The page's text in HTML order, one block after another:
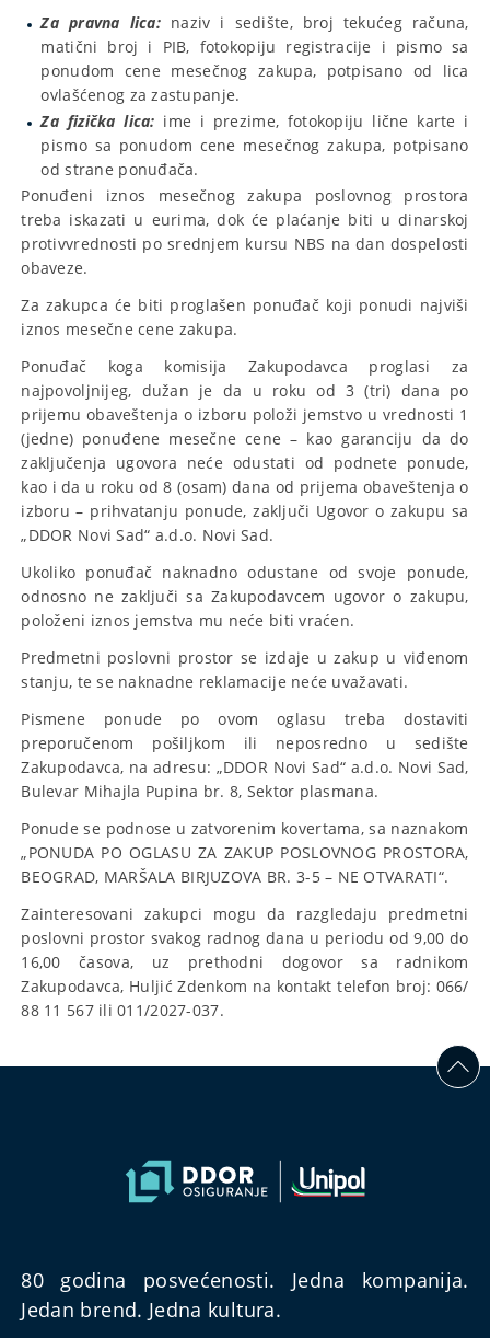
Za pravna lica: naziv i sedište, broj tekućeg računa,
matični broj i PIB, fotokopiju registracije i pismo sa
ponudom cene mesečnog zakupa, potpisano od lica
ovlašćenog za zastupanje.
Za fizička lica: ime i prezime, fotokopiju lične karte i
pismo sa ponudom cene mesečnog zakupa, potpisano
od strane ponuđača.
Ponuđeni iznos mesečnog zakupa poslovnog prostora
treba iskazati u eurima, dok će plaćanje biti u dinarskoj
protivvrednosti po srednjem kursu NBS na dan dospelosti
obaveze.
Za zakupca će biti proglašen ponuđač koji ponudi najviši
iznos mesečne cene zakupa.
Ponuđač koga komisija Zakupodavca proglasi za
najpovoljnijeg, dužan je da u roku od 3 (tri) dana po
prijemu obaveštenja o izboru položi jemstvo u vrednosti 1
(jedne) ponuđene mesečne cene – kao garanciju da do
zaključenja ugovora neće odustati od podnete ponude,
kao i da u roku od 8 (osam) dana od prijema obaveštenja o
izboru – prihvatanju ponude, zaključi Ugovor o zakupu sa
„DDOR Novi Sad“ a.d.o. Novi Sad.
Ukoliko ponuđač naknadno odustane od svoje ponude,
odnosno ne zaključi sa Zakupodavcem ugovor o zakupu,
položeni iznos jemstva mu neće biti vraćen.
Predmetni poslovni prostor se izdaje u zakup u viđenom
stanju, te se naknadne reklamacije neće uvažavati.
Pismene ponude po ovom oglasu treba dostaviti
preporučenom pošiljkom ili neposredno u sedište
Zakupodavca, na adresu: „DDOR Novi Sad“ a.d.o. Novi Sad,
Bulevar Mihajla Pupina br. 8, Sektor plasmana.
Ponude se podnose u zatvorenim kovertama, sa naznakom
„PONUDA PO OGLASU ZA ZAKUP POSLOVNOG PROSTORA,
BEOGRAD, MARŠALA BIRJUZOVA BR. 3-5 – NE OTVARATI“.
Zainteresovani zakupci mogu da razgledaju predmetni
poslovni prostor svakog radnog dana u periodu od 9,00 do
16,00 časova, uz prethodni dogovor sa radnikom
Zakupodavca, Huljić Zdenkom na kontakt telefon broj: 066/
88 11 567 ili 011/2027-037.
80 godina posvećenosti. Jedna kompanija.
Jedan brend. Jedna kultura.